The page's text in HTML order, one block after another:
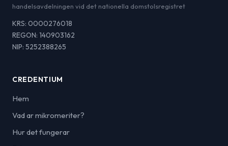
handelsavdelningen vid det nationella domstolsregistret
KRS: 0000276018
REGON: 140903162
NIP: 5252388265
CREDENTIUM
Hem
Vad ar mikromeriter?
Hur det fungerar